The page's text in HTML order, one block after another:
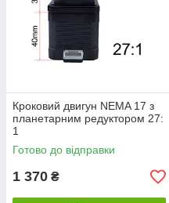
Кроковий двигун NEMA 17 з
планетарним редуктором 27:
1
Готово до відправки
1 370 ₴